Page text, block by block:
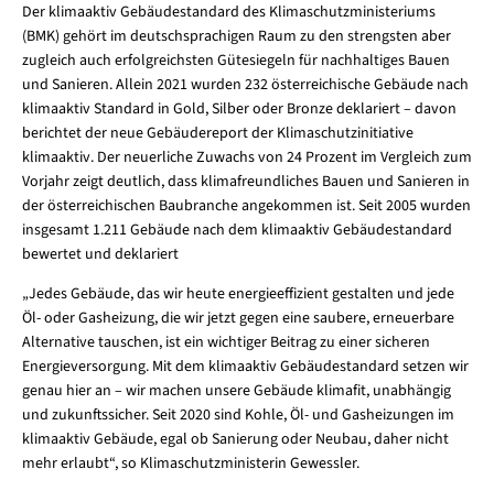
Der klimaaktiv Gebäudestandard des Klimaschutzministeriums
(BMK) gehört im deutschsprachigen Raum zu den strengsten aber
zugleich auch erfolgreichsten Gütesiegeln für nachhaltiges Bauen
und Sanieren. Allein 2021 wurden 232 österreichische Gebäude nach
klimaaktiv Standard in Gold, Silber oder Bronze deklariert – davon
berichtet der neue Gebäudereport der Klimaschutzinitiative
klimaaktiv. Der neuerliche Zuwachs von 24 Prozent im Vergleich zum
Vorjahr zeigt deutlich, dass klimafreundliches Bauen und Sanieren in
der österreichischen Baubranche angekommen ist. Seit 2005 wurden
insgesamt 1.211 Gebäude nach dem klimaaktivGebäudestandard
bewertet und deklariert
„Jedes Gebäude, das wir heute energieeffizient gestalten und jede
Öl- oder Gasheizung, die wir jetzt gegen eine saubere, erneuerbare
Alternative tauschen, ist ein wichtiger Beitrag zu einer sicheren
Energieversorgung. Mit dem klimaaktiv Gebäudestandard setzen wir
genau hier an – wir machen unsere Gebäude klimafit, unabhängig
und zukunftssicher. Seit 2020 sind Kohle, Öl- und Gasheizungen im
klimaaktivGebäude, egal ob Sanierung oder Neubau, daher nicht
mehr erlaubt“, so Klimaschutzministerin Gewessler.